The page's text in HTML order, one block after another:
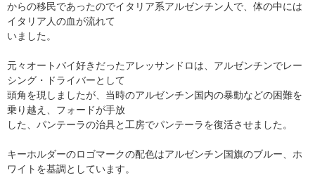
からの移民であったのでイタリア系アルゼンチン人で、体の中には
イタリア人の血が流れて
いました。
元々オートバイ好きだったアレッサンドロは、アルゼンチンでレー
シング・ドライバーとして
頭角を現しましたが、当時のアルゼンチン国内の暴動などの困難を
乗り越え、フォードが手放
した、パンテーラの治具と工房でパンテーラを復活させました。
キーホルダーのロゴマークの配色はアルゼンチン国旗のブルー、ホ
ワイトを基調としています。